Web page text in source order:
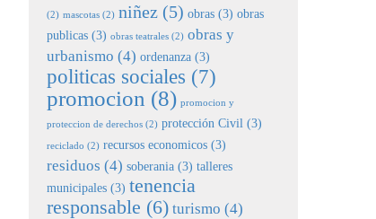
(2) mascotas (2) niñez (5) obras (3) obras
publicas (3) obras teatrales (2) obras y
urbanismo (4) ordenanza (3)
politicas sociales (7)
promocion (8) promocion y
proteccion de derechos (2) protección Civil (3)
reciclado (2) recursos economicos (3)
residuos (4) soberania (3) talleres
municipales (3) tenencia
responsable (6) turismo (4)